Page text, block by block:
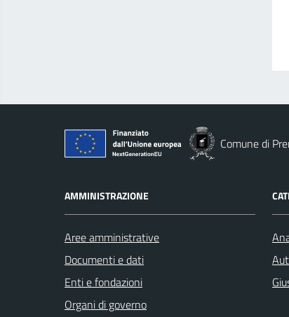
Comune di
AMMINISTRAZIONE
Aree amministrative
Documenti e dati
Enti e fondazioni
Organi di governo